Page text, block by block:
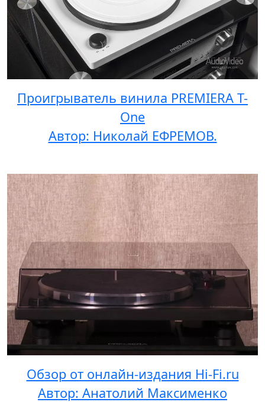
Проигрыватель винила PREMIERA T-
One
Автор: Николай ЕФРЕМОВ.
Обзор от онлайн-издания Hi-Fi.ru
Автор: Анатолий Максименко